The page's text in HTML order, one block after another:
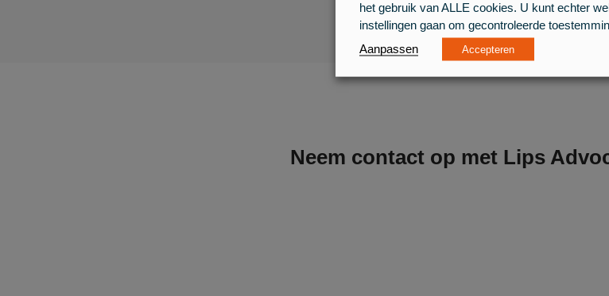
Neem contact op met Lips
het gebruik van ALLE cookies. U kunt echter
instellingen gaan om gecontroleerde
Aanpassen
Accepteren